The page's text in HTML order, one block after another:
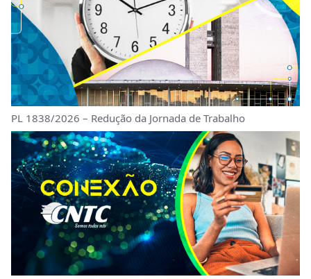
PL 1838/2026 – Redução da Jornada de Trabalho